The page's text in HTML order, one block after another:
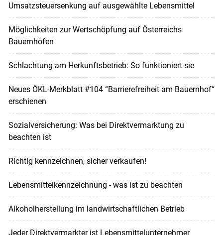
Umsatzsteuersenkung auf ausgewählte Lebensmittel
Möglichkeiten zur Wertschöpfung auf Österreichs
Bauernhöfen
Schlachtung am Herkunftsbetrieb: So funktioniert sie
Neues ÖKL-Merkblatt #104 “Barrierefreiheit am Bauernhof“
erschienen
Sozialversicherung: Was bei Direktvermarktung zu
beachten ist
Richtig kennzeichnen, sicher verkaufen!
Lebensmittelkennzeichnung - was ist zu beachten
Alkoholherstellung im landwirtschaftlichen Betrieb
Jeder Direktvermarkter ist Lebensmittelunternehmer